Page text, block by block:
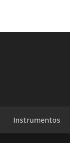
Instrumentos